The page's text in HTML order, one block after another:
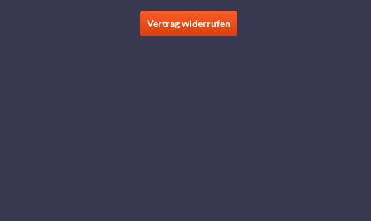
Vertrag widerrufen